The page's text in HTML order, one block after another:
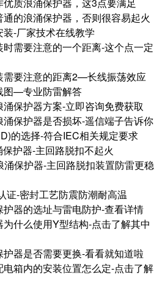
质浪涌保护器，这3点要满足
通的浪涌保护器，否则很容易起火
-厂家技术在线教学
需要注意的一个距离-这个点一定
需要注意的距离2—长线振荡效应
图—专业防雷解答
保护器方案-立即咨询免费获取
保护器是否损坏-遥信端子告诉你
的选择-符合IEC相关规定要求
护器-主回路脱扣不起火
涌保护器-主回路脱扣装置防雷更稳
证-密封工艺防震防潮耐高温
器的选址与雷电防护-查看详情
什么使用Y型结构-点击了解其中
器是否需要更换-看看就知道啦
电箱内的安装位置怎么定-点击了解